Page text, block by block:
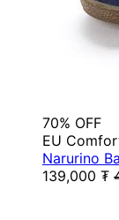
70% OFF
EU
Narurino
139,000 ₮